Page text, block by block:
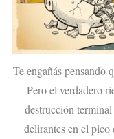
Te engañás pensando
Pero el verdadero
destrucción
delirantes en el